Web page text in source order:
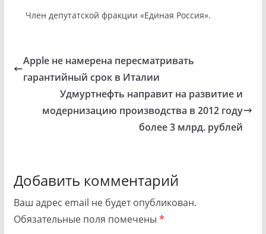
Член депутатской фракции «Единая Россия».
Apple не намерена пересматривать
гарантийный срок в Италии
Удмуртнефть направит на развитие и
модернизацию производства в 2012 году
более 3 млрд. рублей
Добавить комментарий
Ваш адрес email не будет опубликован.
Обязательные поля помечены *